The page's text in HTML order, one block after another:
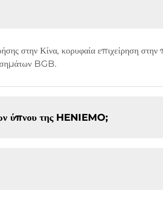
στην Κίνα, κορυφαία επιχείρηση
σημάτων BGB.
ύπνου της HENIEMO;